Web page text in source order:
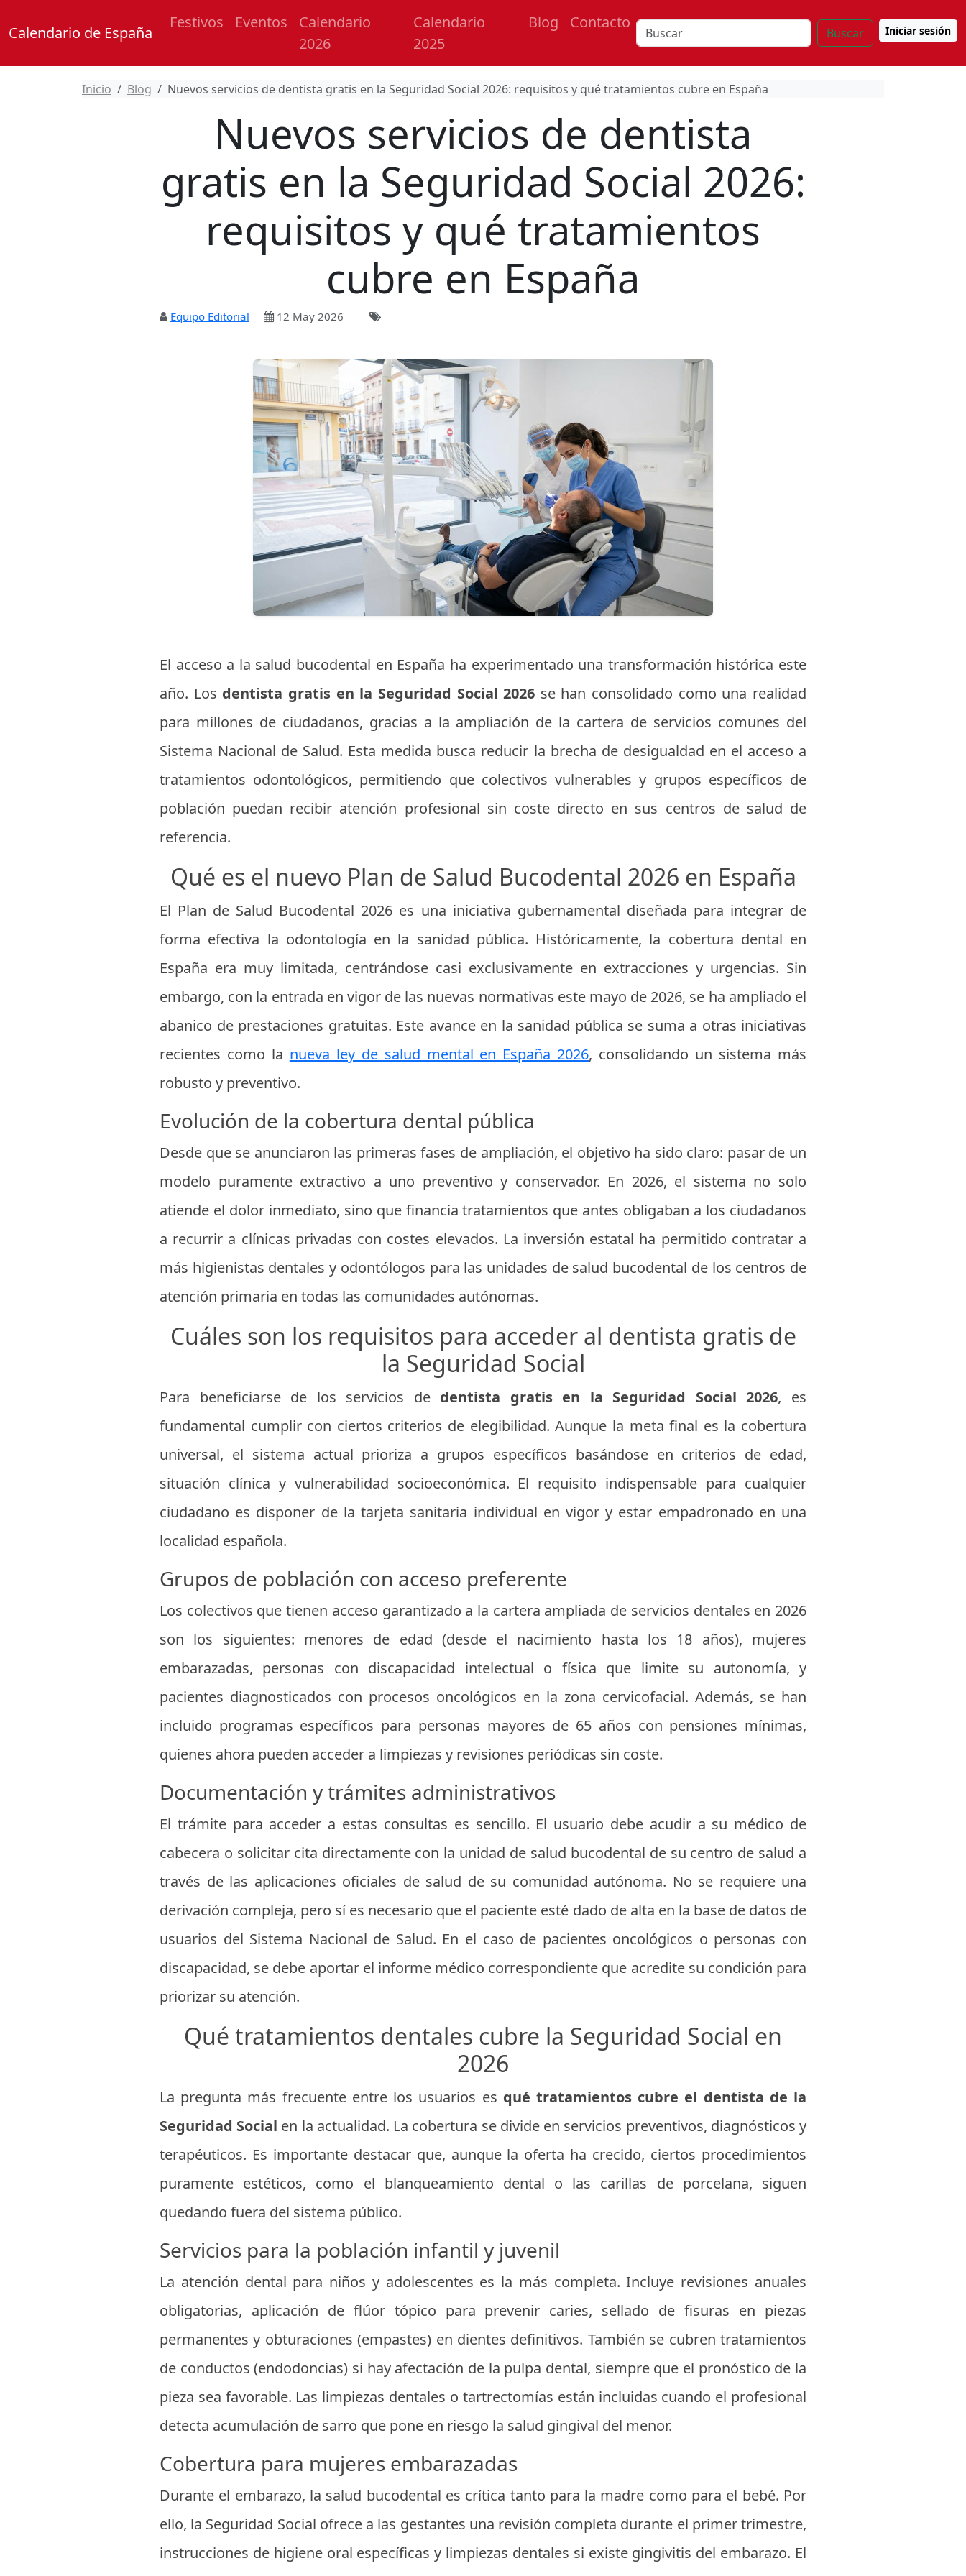
Calendario de España
Festivos Eventos
Calendario
2026
Calendario
2025
Blog Contacto
Buscar Iniciar sesión
Inicio Blog Nuevos servicios de dentista gratis en la Seguridad Social 2026: requisitos y qué tratamientos cubre en España
Nuevos servicios de dentista
gratis en la Seguridad Social 2026:
requisitos y qué tratamientos
cubre en España
Equipo Editorial 12 May 2026
El acceso a la salud bucodental en España ha experimentado una transformación histórica este
año. Los dentista gratis en la Seguridad Social 2026 se han consolidado como una realidad
para millones de ciudadanos, gracias a la ampliación de la cartera de servicios comunes del
Sistema Nacional de Salud. Esta medida busca reducir la brecha de desigualdad en el acceso a
tratamientos odontológicos, permitiendo que colectivos vulnerables y grupos específicos de
población puedan recibir atención profesional sin coste directo en sus centros de salud de
referencia.
Qué es el nuevo Plan de Salud Bucodental 2026 en España
El Plan de Salud Bucodental 2026 es una iniciativa gubernamental diseñada para integrar de
forma efectiva la odontología en la sanidad pública. Históricamente, la cobertura dental en
España era muy limitada, centrándose casi exclusivamente en extracciones y urgencias. Sin
embargo, con la entrada en vigor de las nuevas normativas este mayo de 2026, se ha ampliado el
abanico de prestaciones gratuitas. Este avance en la sanidad pública se suma a otras iniciativas
recientes como la nueva ley de salud mental en España 2026, consolidando un sistema más
robusto y preventivo.
Evolución de la cobertura dental pública
Desde que se anunciaron las primeras fases de ampliación, el objetivo ha sido claro: pasar de un
modelo puramente extractivo a uno preventivo y conservador. En 2026, el sistema no solo
atiende el dolor inmediato, sino que financia tratamientos que antes obligaban a los ciudadanos
a recurrir a clínicas privadas con costes elevados. La inversión estatal ha permitido contratar a
más higienistas dentales y odontólogos para las unidades de salud bucodental de los centros de
atención primaria en todas las comunidades autónomas.
Cuáles son los requisitos para acceder al dentista gratis de
la Seguridad Social
Para beneficiarse de los servicios de dentista gratis en la Seguridad Social 2026, es
fundamental cumplir con ciertos criterios de elegibilidad. Aunque la meta final es la cobertura
universal, el sistema actual prioriza a grupos específicos basándose en criterios de edad,
situación clínica y vulnerabilidad socioeconómica. El requisito indispensable para cualquier
ciudadano es disponer de la tarjeta sanitaria individual en vigor y estar empadronado en una
localidad española.
Grupos de población con acceso preferente
Los colectivos que tienen acceso garantizado a la cartera ampliada de servicios dentales en 2026
son los siguientes: menores de edad (desde el nacimiento hasta los 18 años), mujeres
embarazadas, personas con discapacidad intelectual o física que limite su autonomía, y
pacientes diagnosticados con procesos oncológicos en la zona cervicofacial. Además, se han
incluido programas específicos para personas mayores de 65 años con pensiones mínimas,
quienes ahora pueden acceder a limpiezas y revisiones periódicas sin coste.
Documentación y trámites administrativos
El trámite para acceder a estas consultas es sencillo. El usuario debe acudir a su médico de
cabecera o solicitar cita directamente con la unidad de salud bucodental de su centro de salud a
través de las aplicaciones oficiales de salud de su comunidad autónoma. No se requiere una
derivación compleja, pero sí es necesario que el paciente esté dado de alta en la base de datos de
usuarios del Sistema Nacional de Salud. En el caso de pacientes oncológicos o personas con
discapacidad, se debe aportar el informe médico correspondiente que acredite su condición para
priorizar su atención.
Qué tratamientos dentales cubre la Seguridad Social en
2026
La pregunta más frecuente entre los usuarios es qué tratamientos cubre el dentista de la
Seguridad Social en la actualidad. La cobertura se divide en servicios preventivos, diagnósticos y
terapéuticos. Es importante destacar que, aunque la oferta ha crecido, ciertos procedimientos
puramente estéticos, como el blanqueamiento dental o las carillas de porcelana, siguen
quedando fuera del sistema público.
Servicios para la población infantil y juvenil
La atención dental para niños y adolescentes es la más completa. Incluye revisiones anuales
obligatorias, aplicación de flúor tópico para prevenir caries, sellado de fisuras en piezas
permanentes y obturaciones (empastes) en dientes definitivos. También se cubren tratamientos
de conductos (endodoncias) si hay afectación de la pulpa dental, siempre que el pronóstico de la
pieza sea favorable. Las limpiezas dentales o tartrectomías están incluidas cuando el profesional
detecta acumulación de sarro que pone en riesgo la salud gingival del menor.
Cobertura para mujeres embarazadas
Durante el embarazo, la salud bucodental es crítica tanto para la madre como para el bebé. Por
ello, la Seguridad Social ofrece a las gestantes una revisión completa durante el primer trimestre,
instrucciones de higiene oral específicas y limpiezas dentales si existe gingivitis del embarazo. El